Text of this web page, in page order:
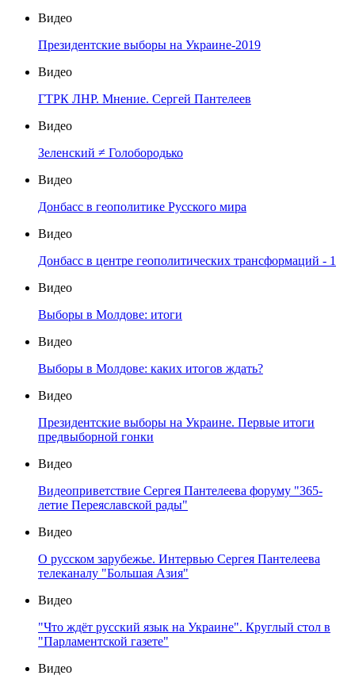
Видео
Президентские выборы на Украине-2019
Видео
ГТРК ЛНР. Мнение. Сергей Пантелеев
Видео
Зеленский ≠ Голобородько
Видео
Донбасс в геополитике Русского мира
Видео
Донбасс в центре геополитических трансформаций - 1
Видео
Выборы в Молдове: итоги
Видео
Выборы в Молдове: каких итогов ждать?
Видео
Президентские выборы на Украине. Первые итоги
предвыборной гонки
Видео
Видеоприветствие Сергея Пантелеева форуму "365-
летие Переяславской рады"
Видео
О русском зарубежье. Интервью Сергея Пантелеева
телеканалу "Большая Азия"
Видео
"Что ждёт русский язык на Украине". Круглый стол в
"Парламентской газете"
Видео